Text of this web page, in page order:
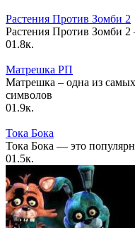
Растения Против Зомби 2
Растения Против Зомби
01.8к.
Матрешка РП
Матрешка – одна из
символов
01.9к.
Тока Бока
Тока Бока — это
01.5к.